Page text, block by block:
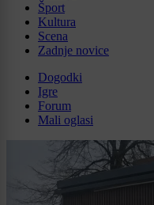
Šport
Kultura
Scena
Zadnje novice
Dogodki
Igre
Forum
Mali oglasi